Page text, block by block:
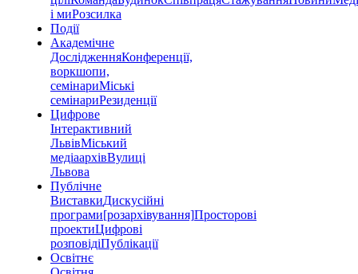
і миРозсилка
Події
Академічне
ДослідженняКонференції,
воркшопи,
семінариМіські
семінариРезиденції
Цифрове
Інтерактивний
ЛьвівМіський
медіаархівВулиці
Львова
Публічне
ВиставкиДискусійні
програми[розархівування]Просторові
проектиЦифрові
розповідіПублікації
Освітнє